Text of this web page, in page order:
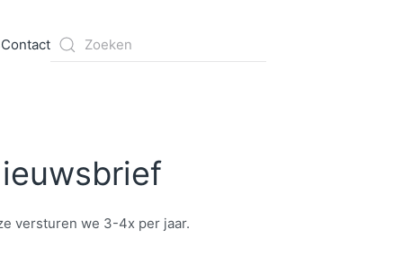
Contact
versturen we 3-4x per jaar.